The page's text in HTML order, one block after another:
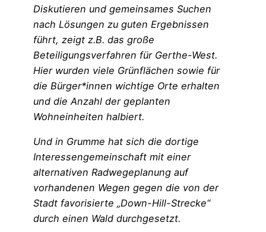
Diskutieren und gemeinsames Suchen
nach Lösungen zu guten Ergebnissen
führt, zeigt z.B. das große
Beteiligungsverfahren für Gerthe-West.
Hier wurden viele Grünflächen sowie für
die Bürger*innen wichtige Orte erhalten
und die Anzahl der geplanten
Wohneinheiten halbiert.
Und in Grumme hat sich die dortige
Interessengemeinschaft mit einer
alternativen Radwegeplanung auf
vorhandenen Wegen gegen die von der
Stadt favorisierte „Down-Hill-Strecke“
durch einen Wald durchgesetzt.